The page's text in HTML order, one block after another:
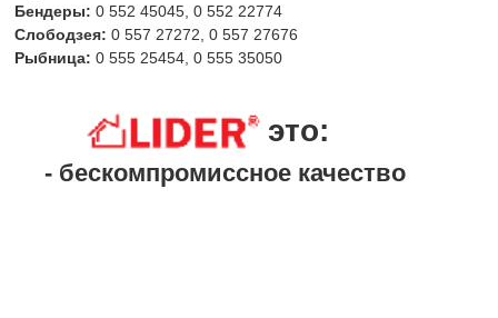
Бендеры: 0 552 45045, 0 552 22774
Слободзея: 0 557 27272, 0 557 27676
Рыбница: 0 555 25454, 0 555 35050
это:
- бескомпромиссное качество